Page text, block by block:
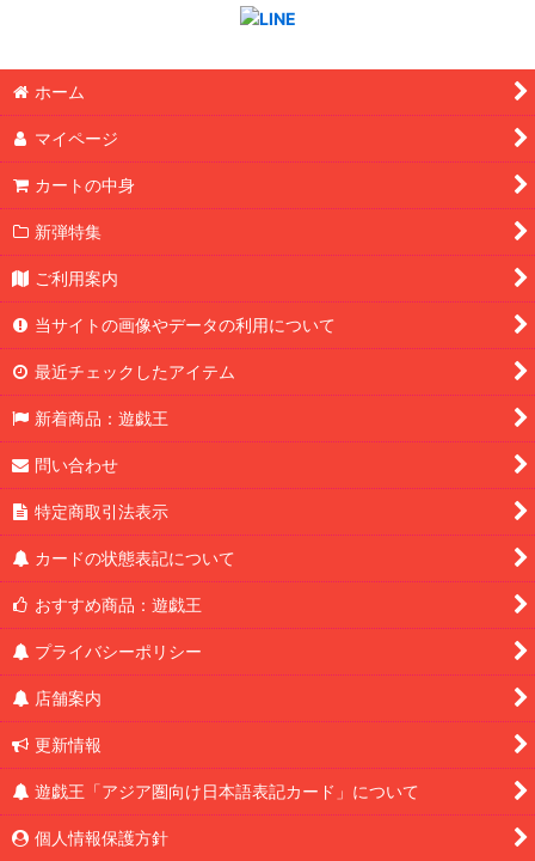
ホーム
マイページ
カートの中身
新弾特集
ご利用案内
当サイトの画像やデータの利用について
最近チェックしたアイテム
新着商品：遊戯王
問い合わせ
特定商取引法表示
カードの状態表記について
おすすめ商品：遊戯王
プライバシーポリシー
店舗案内
更新情報
遊戯王「アジア圏向け日本語表記カード」について
個人情報保護方針